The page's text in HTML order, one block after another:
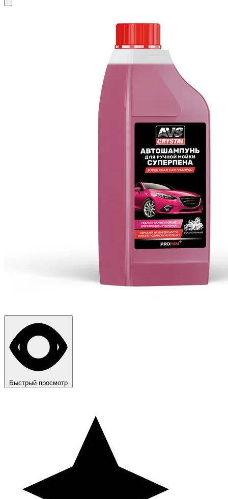
Быстрый просмотр